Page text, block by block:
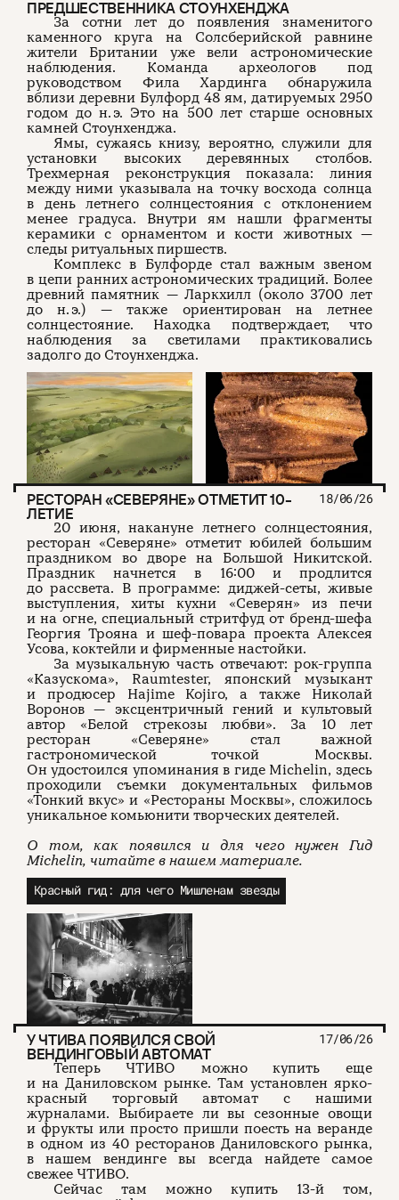
ПРЕДШЕСТВЕННИКА СТОУНХЕНДЖА
За сотни лет до появления знаменитого
каменного круга на Солсберийской равнине
жители Британии уже вели астрономические
наблюдения. Команда археологов под
руководством Фила Хардинга обнаружила
вблизи деревни Булфорд 48 ям, датируемых 2950
годом до н. э. Это на 500 лет старше основных
камней Стоунхенджа.
Ямы, сужаясь книзу, вероятно, служили для
установки высоких деревянных столбов.
Трехмерная реконструкция показала: линия
между ними указывала на точку восхода солнца
в день летнего солнцестояния с отклонением
менее градуса. Внутри ям нашли фрагменты
керамики с орнаментом и кости животных —
следы ритуальных пиршеств.
Комплекс в Булфорде стал важным звеном
в цепи ранних астрономических традиций. Более
древний памятник — Ларкхилл (около 3700 лет
до н. э.) — также ориентирован на летнее
солнцестояние. Находка подтверждает, что
наблюдения за светилами практиковались
задолго до Стоунхенджа.
РЕСТОРАН «СЕВЕРЯНЕ» ОТМЕТИТ 10-
ЛЕТИЕ
18/06/26
20 июня, накануне летнего солнцестояния,
ресторан «Северяне» отметит юбилей большим
праздником во дворе на Большой Никитской.
Праздник начнется в 16:00 и продлится
до рассвета. В программе: диджей-сеты, живые
выступления, хиты кухни «Северян» из печи
и на огне, специальный стритфуд от бренд-шефа
Георгия Трояна и шеф-повара проекта Алексея
Усова, коктейли и фирменные настойки.
За музыкальную часть отвечают: рок-группа
«Казускома», Raumtester, японский музыкант
и продюсер Hajime Kojiro, а также Николай
Воронов — эксцентричный гений и культовый
автор «Белой стрекозы любви». За 10 лет
ресторан «Северяне» стал важной
гастрономической точкой Москвы.
Он удостоился упоминания в гиде Michelin, здесь
проходили съемки документальных фильмов
«Тонкий вкус» и «Рестораны Москвы», сложилось
уникальное комьюнити творческих деятелей.
О том, как появился и для чего нужен Гид
Michelin, читайте в нашем материале.
Красный гид: для чего Мишленам звезды
У ЧТИВА ПОЯВИЛСЯ СВОЙ
ВЕНДИНГОВЫЙ АВТОМАТ
17/06/26
Теперь ЧТИВО можно купить еще
и на Даниловском рынке. Там установлен ярко-
красный торговый автомат с нашими
журналами. Выбираете ли вы сезонные овощи
и фрукты или просто пришли поесть на веранде
в одном из 40 ресторанов Даниловского рынка,
в нашем вендинге вы всегда найдете самое
свежее ЧТИВО.
Сейчас там можно купить 13-й том,